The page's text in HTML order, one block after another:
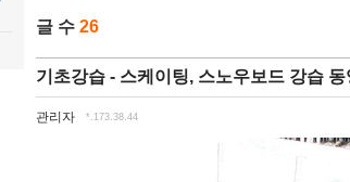
글 수 26
기초강습 - 스케이팅, 스노우보드 강습 동
관리자 *.173.38.44